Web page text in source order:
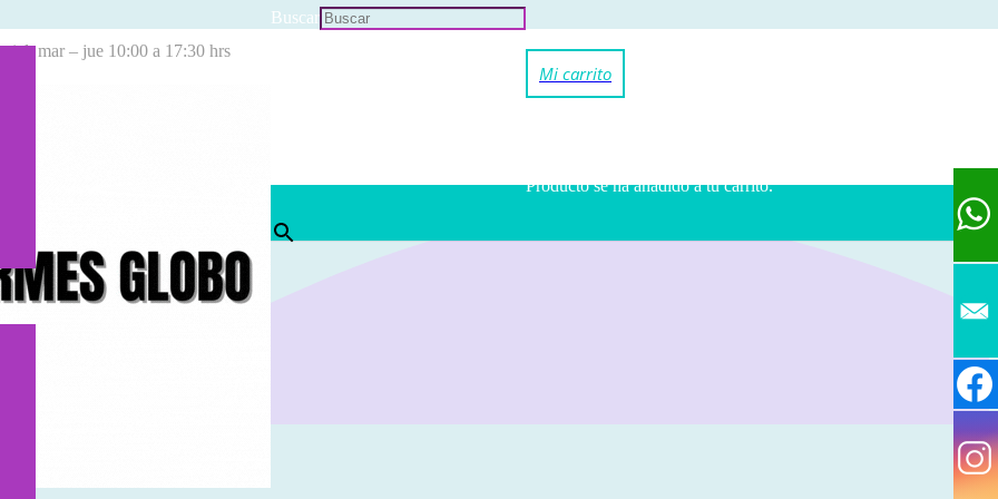
mar – jue 10:00 a 17:30 hrs
Buscar
Productose ha añadido a tu carrito.